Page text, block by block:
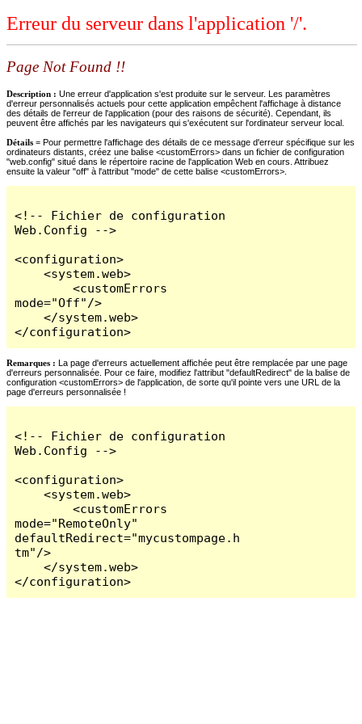
Erreur du serveur dans l'application '/'.
Page Not Found !!
Description : Une erreur d'application s'est produite sur le serveur. Les paramètres
d'erreur personnalisés actuels pour cette application empêchent l'affichage à distance
des détails de l'erreur de l'application (pour des raisons de sécurité). Cependant, ils
peuvent être affichés par les navigateurs qui s'exécutent sur l'ordinateur serveur local.
Détails = Pour permettre l'affichage des détails de ce message d'erreur spécifique sur les
ordinateurs distants, créez une balise <customErrors> dans un fichier de configuration
"web.config" situé dans le répertoire racine de l'application Web en cours. Attribuez
ensuite la valeur "off" à l'attribut "mode" de cette balise <customErrors>.
<!-- Fichier de configuration
Web.Config -->
<configuration>
    <system.web>
        <customErrors
mode="Off"/>
    </system.web>
</configuration>
Remarques : La page d'erreurs actuellement affichée peut être remplacée par une page
d'erreurs personnalisée. Pour ce faire, modifiez l'attribut "defaultRedirect" de la balise de
configuration <customErrors> de l'application, de sorte qu'il pointe vers une URL de la
page d'erreurs personnalisée !
<!-- Fichier de configuration
Web.Config -->
<configuration>
    <system.web>
        <customErrors
mode="RemoteOnly"
defaultRedirect="mycustompage.h
tm"/>
    </system.web>
</configuration>